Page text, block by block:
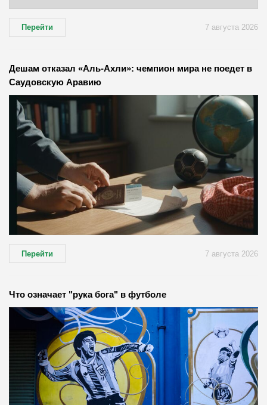
Перейти 7 августа 2026
Дешам отказал «Аль-Ахли»: чемпион мира не поедет в
Саудовскую Аравию
Перейти 7 августа 2026
Что означает "рука бога" в футболе